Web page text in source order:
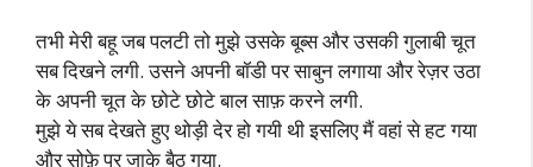
तभी मेरी बहू जब पलटी तो मुझे उसके बूब्स और उसकी गुलाबी चूत
सब दिखने लगी. उसने अपनी बॉडी पर साबुन लगाया और रेज़र उठा
के अपनी चूत के छोटे छोटे बाल साफ़ करने लगी.
मुझे ये सब देखते हुए थोड़ी देर हो गयी थी इसलिए मैं वहां से हट गया
और सोफ़े पर जाके बैठ गया.